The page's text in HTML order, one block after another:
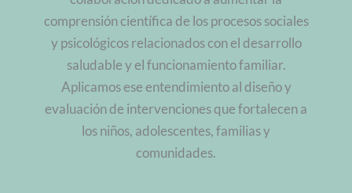
comprensión científica de los procesos sociales
y psicológicos relacionados con el desarrollo
saludable y el funcionamiento familiar.
Aplicamos ese entendimiento al diseño y
evaluación de intervenciones que fortalecen a
los niños, adolescentes, familias y
comunidades.